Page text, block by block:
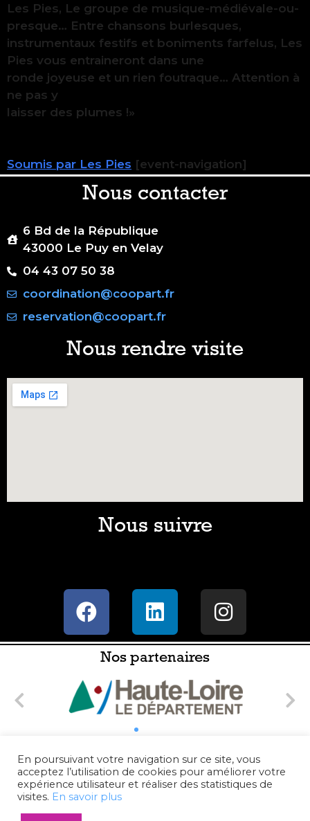
Les Pies, Le groupe de musique-médiévale-ou-
presque… Entre chansons burlesques,
instrumentaux festifs et boniments farfelus, Les
Pies vous entraineront dans une
ronde joyeuse et un rien foutraque… Attention à
ne pas y
laisser des plumes !»
Soumis par Les Pies [event-navigation]
Nous contacter
6 Bd de la République
43000 Le Puy en Velay
04 43 07 50 38
coordination@coopart.fr
reservation@coopart.fr
Nous rendre visite
Nous suivre
Nos partenaires
En poursuivant votre navigation sur ce site, vous
acceptez l’utilisation de cookies pour améliorer votre
expérience utilisateur et réaliser des statistiques de
visites. En savoir plus